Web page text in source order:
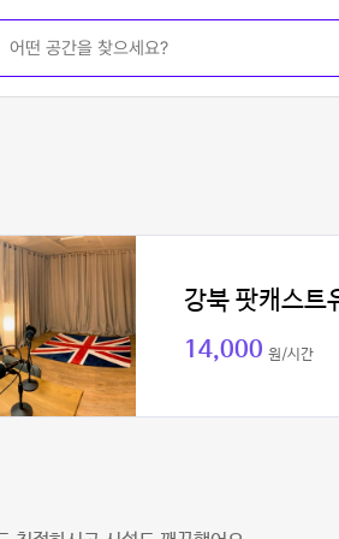
강북 팟캐스트
14,000 원/시간